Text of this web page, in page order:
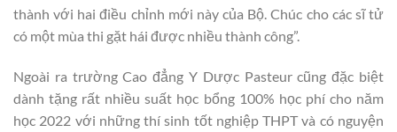
thành với hai điều chỉnh mới này của Bộ. Chúc cho các sĩ tử
có một mùa thi gặt hái được nhiều thành công”.
Ngoài ra trường Cao đẳng Y Dược Pasteur cũng đặc biệt
dành tặng rất nhiều suất học bổng 100% học phí cho năm
học 2022 với những thí sinh tốt nghiệp THPT và có nguyện